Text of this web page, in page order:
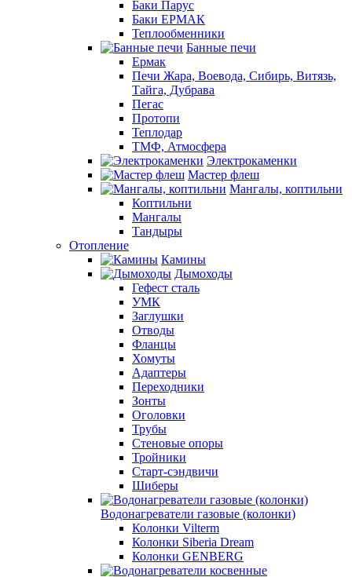
Баки Парус
Баки ЕРМАК
Теплообменники
Банные печи
Ермак
Печи Жара, Воевода, Сибирь, Витязь,
Тайга, Дубрава
Пегас
Протопи
Теплодар
ТМФ, Атмосфера
Электрокаменки
Мастер флеш
Мангалы, коптильни
Коптильни
Мангалы
Тандыры
Отопление
Камины
Дымоходы
Гефест сталь
УМК
Заглушки
Отводы
Фланцы
Хомуты
Адаптеры
Переходники
Зонты
Оголовки
Трубы
Стеновые опоры
Тройники
Старт-сэндвичи
Шиберы
Водонагреватели газовые (колонки)
Колонки Vilterm
Колонки Siberia Dream
Колонки GENBERG